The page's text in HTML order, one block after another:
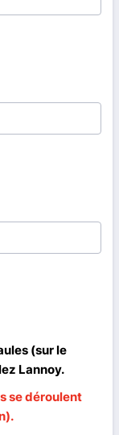
(sur le
Lannoy.
se déroulent